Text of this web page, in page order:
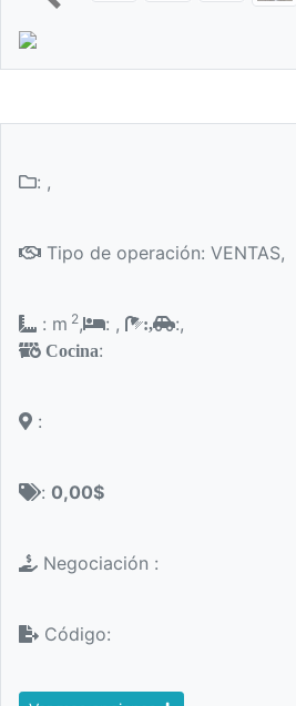
Previous
: ,
Tipo de operación: VENTAS,
: m 2, : , :, :,
Cocina:
:
: 0,00$
Negociación :
Código: